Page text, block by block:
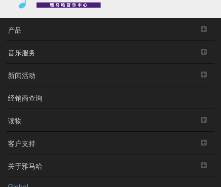
产品
音乐服务
新闻活动
经销商查询
读物
客户支持
关于雅马哈